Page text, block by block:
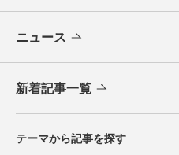
ニュース
新着記事一覧
テーマから記事を探す